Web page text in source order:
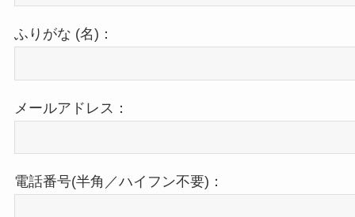
ふりがな (名)：
メールアドレス：
電話番号(半角／ハイフン不要)：